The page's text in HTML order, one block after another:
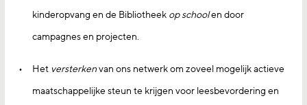
kinderopvang en de Bibliotheek op schoolen door
campagnes en projecten.
Het versterkenvan ons netwerk om zoveel mogelijk actieve
maatschappelijke steun te krijgen voor lees­bevordering en